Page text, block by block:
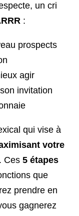
un cri
:
prospects
agir
invitation
qui vise à
votre
. Ces 5 étapes
que
prendre en
gagnerez